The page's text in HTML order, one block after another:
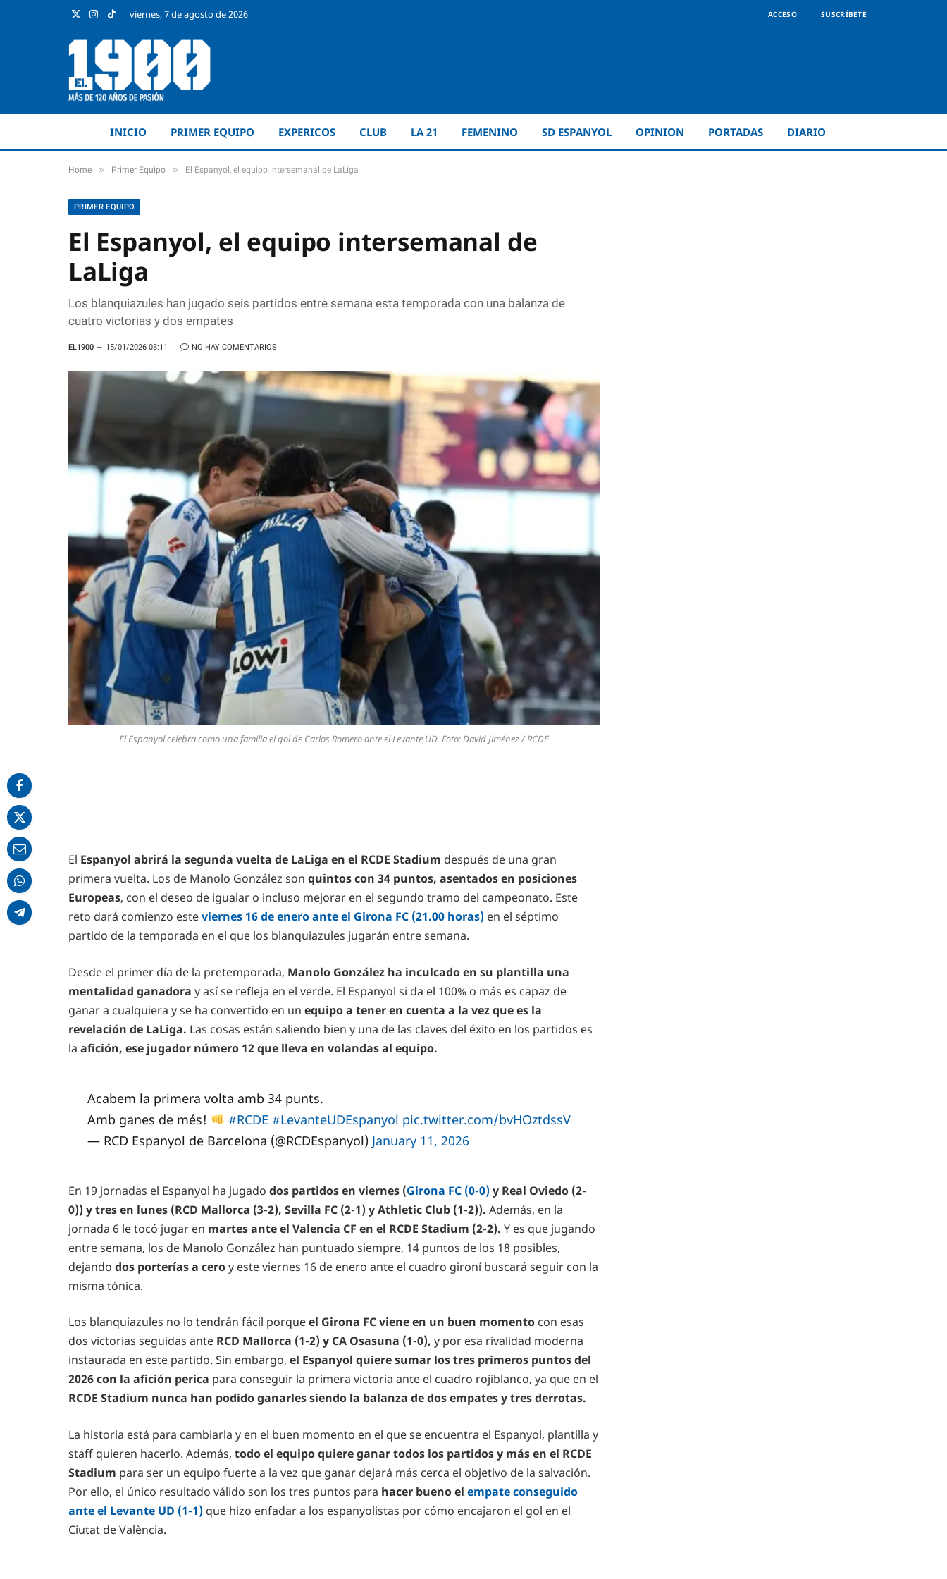
X
Instagram
TikTokviernes, 7 de agosto de 2026 ACCESO SUSCRÍBETE
INICIO PRIMER EQUIPO EXPERICOS CLUB LA 21 FEMENINO SD ESPANYOL OPINION PORTADAS DIARIO
Home » Primer Equipo » El Espanyol, el equipo intersemanal de LaLiga
PRIMER EQUIPO
El Espanyol, el equipo intersemanal de
LaLiga
Los blanquiazules han jugado seis partidos entre semana esta temporada con una balanza de
cuatro victorias y dos empates
EL1900 15/01/2026 08:11 NO HAY COMENTARIOS
El Espanyol celebra como una familia el gol de Carlos Romero ante el Levante UD. Foto: David Jiménez / RCDE
El Espanyol abrirá la segunda vuelta de LaLiga en el RCDE Stadium después de una gran
primera vuelta. Los de Manolo González son quintos con 34 puntos, asentados en posiciones
Europeas, con el deseo de igualar o incluso mejorar en el segundo tramo del campeonato. Este
reto dará comienzo esteviernes 16 de enero ante el Girona FC (21.00 horas) en el séptimo
partido de la temporada en el que los blanquiazules jugarán entre semana.
Desde el primer día de la pretemporada, Manolo González ha inculcado en su plantilla una
mentalidad ganadora y así se refleja en el verde. El Espanyol si da el 100% o más es capaz de
ganar a cualquiera y se ha convertido en un equipo a tener en cuenta a la vez que es la
revelación de LaLiga. Las cosas están saliendo bien y una de las claves del éxito en los partidos es
la afición, ese jugador número 12 que lleva en volandas al equipo.
Acabem la primera volta amb 34 punts.
Amb ganes de més!
#RCDE #LevanteUDEspanyol pic.twitter.com/bvHOztdssV
— RCD Espanyol de Barcelona (@RCDEspanyol) January 11, 2026
En 19 jornadas el Espanyol ha jugado dos partidos en viernes (Girona FC (0-0)y Real Oviedo (2-
0)) y tres en lunes (RCD Mallorca (3-2), Sevilla FC (2-1) y Athletic Club (1-2)). Además, en la
jornada 6 le tocó jugar en martes ante el Valencia CF en el RCDE Stadium (2-2). Y es que jugando
entre semana, los de Manolo González han puntuado siempre, 14 puntos de los 18 posibles,
dejando dos porterías a ceroy este viernes 16 de enero ante el cuadro gironí buscará seguir con la
misma tónica.
Los blanquiazules no lo tendrán fácil porqueel Girona FC viene en un buen momento con esas
dos victorias seguidas ante RCD Mallorca (1-2) y CA Osasuna (1-0), y por esa rivalidad moderna
instaurada en este partido. Sin embargo, el Espanyol quiere sumar los tres primeros puntos del
2026 con la afición perica para conseguir la primera victoria ante el cuadro rojiblanco, ya que en el
RCDE Stadium nunca han podido ganarles siendo la balanza de dos empates y tres derrotas.
La historia está para cambiarla y en el buen momento en el que se encuentra el Espanyol, plantilla y
staff quieren hacerlo. Además, todo el equipo quiere ganar todos los partidos y más en el RCDE
Stadium para ser un equipo fuerte a la vez que ganar dejará más cerca el objetivo de la salvación.
Por ello, el único resultado válido son los tres puntos para hacer bueno el empate conseguido
ante el Levante UD (1-1) que hizo enfadar a los espanyolistas por cómo encajaron el gol en el
Ciutat de València.